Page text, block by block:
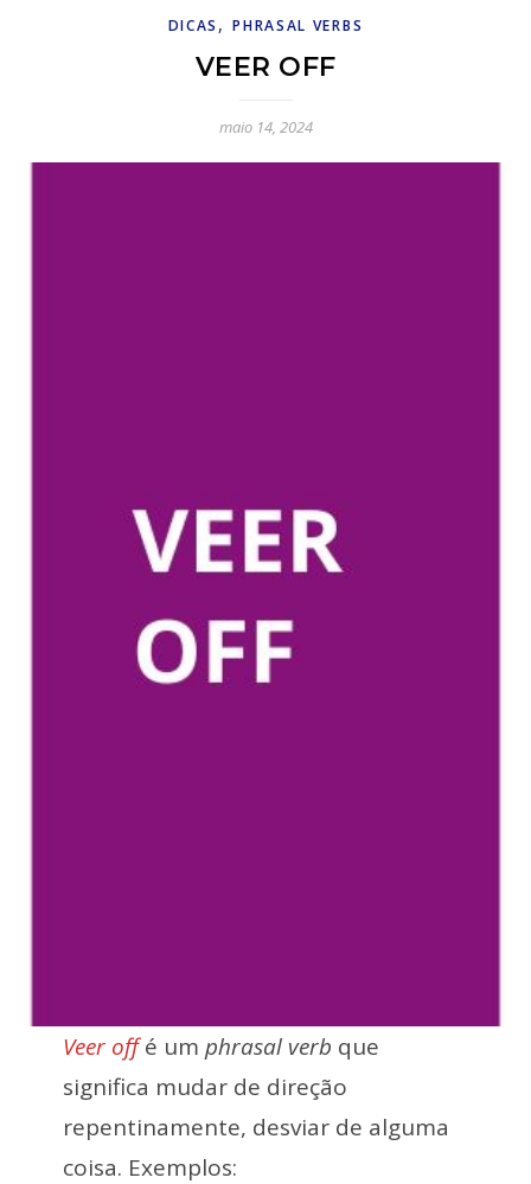
DICAS ,PHRASAL VERBS
VEER OFF
maio 14, 2024
Veer offé um phrasal verb que
significa mudar de direção
repentinamente, desviar de alguma
coisa. Exemplos: